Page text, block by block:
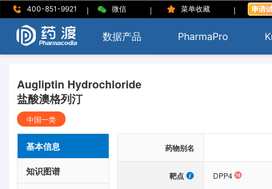
400-851-9921 | 微信 | 菜单收藏 |
数据产品 PharmaPro
Augliptin Hydrochloride
盐酸澳格列汀
中国一类
基本信息
知识图谱
药物别名
靶点 DPP4